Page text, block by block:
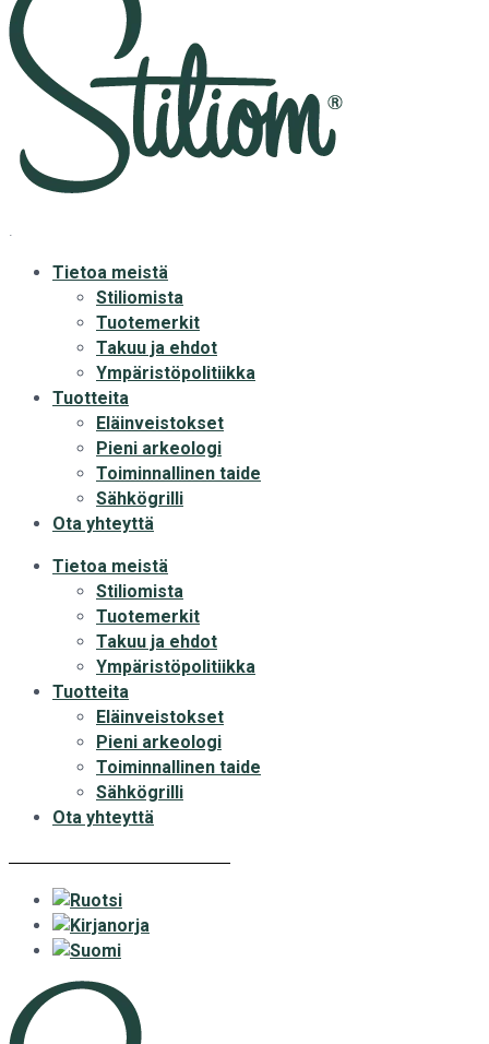
.
Tietoa meistä
Stiliomista
Tuotemerkit
Takuu ja ehdot
Ympäristöpolitiikka
Tuotteita
Eläinveistokset
Pieni arkeologi
Toiminnallinen taide
Sähkögrilli
Ota yhteyttä
Tietoa meistä
Stiliomista
Tuotemerkit
Takuu ja ehdot
Ympäristöpolitiikka
Tuotteita
Eläinveistokset
Pieni arkeologi
Toiminnallinen taide
Sähkögrilli
Ota yhteyttä